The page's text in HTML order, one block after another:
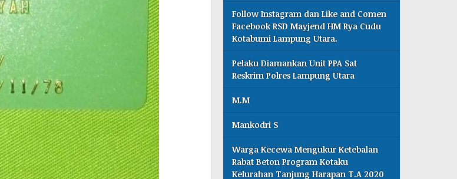
Follow Instagram dan Like and Comen
Facebook RSD Mayjend HM Rya Cudu
Kotabumi Lampung Utara.
Pelaku Diamankan Unit PPA Sat
Reskrim Polres Lampung Utara
M.M
Mankodri S
Warga Kecewa Mengukur Ketebalan
Rabat Beton Program Kotaku
Kelurahan Tanjung Harapan T.A 2020